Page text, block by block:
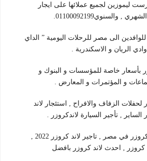
ليموزين لجميع عملائها على ايجار
, والسنوي01100092199.
للوافدين الى مصر للرحلات اليومية ” الداي
الريان و الاسكندرية .
بأسعار خاصة للمؤسسات و البنوك و
و المؤتمرات و المعارض .
لحفلات الزفاف والافراح , استئجار لاند
سعر ايجارسيارة لاند كروزر في مصر , تاجير لاند كروزر 2022 ,
كروزر , احدث لاند كروزر بافضل